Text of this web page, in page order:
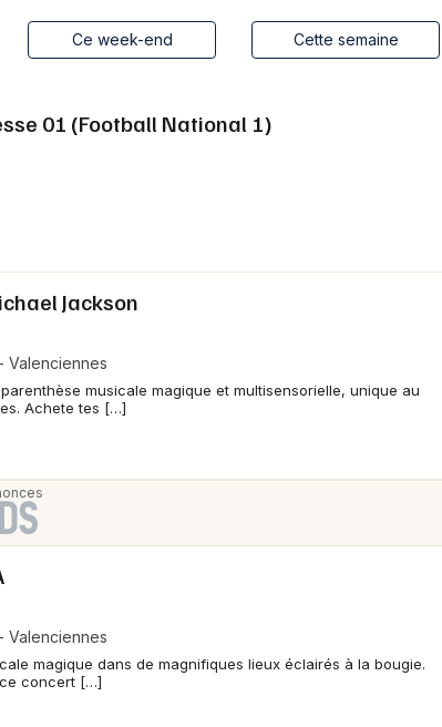
Concerts
Expos
Agenda dans le Nord
Agenda dans les Hauts-de-France
Artistes en tournée
Montpellier
Ce week-end Cette semaine
01 (Football National 1)
Jackson
Valenciennes
musicale magique et multisensorielle, unique au
Achete tes […]
Valenciennes
magique dans de magnifiques lieux éclairés à la bougie.
concert […]